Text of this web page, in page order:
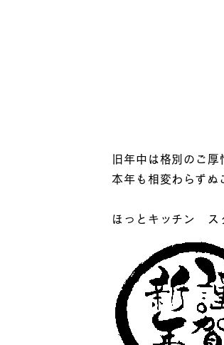
旧年中は格別のご厚
本年も相変わらずぬ
ほっとキッチン ス